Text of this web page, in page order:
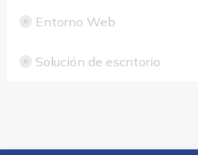
Entorno Web
Solución de escritorio